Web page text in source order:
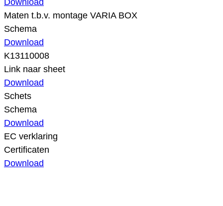
Download
Maten t.b.v. montage VARIA BOX
Schema
Download
K13110008
Link naar sheet
Download
Schets
Schema
Download
EC verklaring
Certificaten
Download